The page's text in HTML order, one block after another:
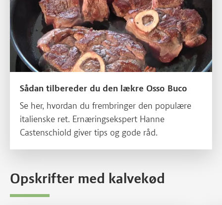
Sådan tilbereder du den lækre Osso Buco
Se her, hvordan du frembringer den populære
italienske ret. Ernæringsekspert Hanne
Castenschiold giver tips og gode råd.
Opskrifter med kalvekød